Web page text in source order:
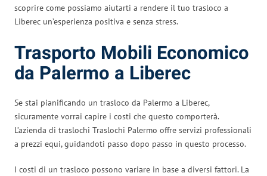
scoprire come possiamo aiutarti a rendere il tuo trasloco a
Liberec un’esperienza positiva e senza stress.
Trasporto Mobili Economico
da Palermo a Liberec
Se stai pianificando un trasloco da Palermo a Liberec,
sicuramente vorrai capire i costi che questo comporterà.
L’azienda di traslochi Traslochi Palermo offre servizi professionali
a prezzi equi, guidandoti passo dopo passo in questo processo.
I costi di un trasloco possono variare in base a diversi fattori. La